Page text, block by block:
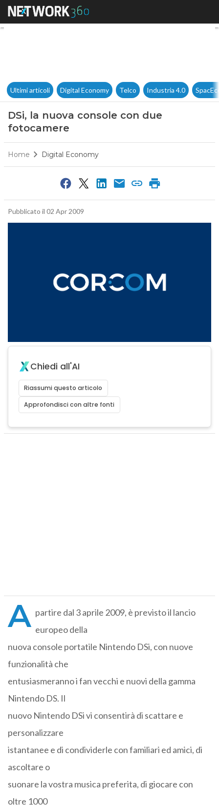
DSi, la nuova console con
Ultimi articoli Digital Economy Telco Industria 4.0
DSi, la nuova console con due
fotocamere
Home Digital Economy
Pubblicato il 02 Apr 2009
Chiedi all'AI
Riassumi questo articolo
Approfondisci con altre fonti
A partire dal 3 aprile 2009, è previsto il lancio
europeo della
nuova console portatile Nintendo DSi, con nuove
funzionalità che
entusiasmeranno i fan vecchi e nuovi della gamma
Nintendo DS. Il
nuovo Nintendo DSi vi consentirà di scattare e
personalizzare
istantanee e di condividerle con familiari ed amici, di
ascoltare o
suonare la vostra musica preferita, di giocare con
oltre 1000